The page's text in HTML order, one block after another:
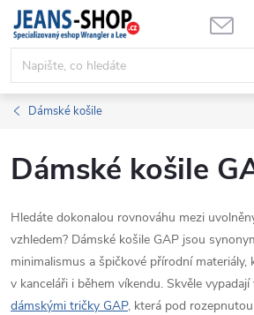
Přejít
obsah
Dámské košile
Dámské košile
Hledáte dokonalou rovnováhu mezi
vzhledem? Dámské košile GAP jsou
minimalismus a špičkové přírodní
v kanceláři i během víkendu. Skvěle
dámskými tričky GAP, která pod